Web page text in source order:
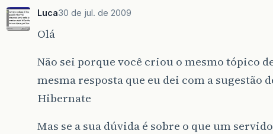
Luca30 de jul. de 2009
Olá
Não sei porque você criou o mesmo tópico
mesma resposta que eu dei com a sugestão
Hibernate
Mas se a sua dúvida é sobre o que um